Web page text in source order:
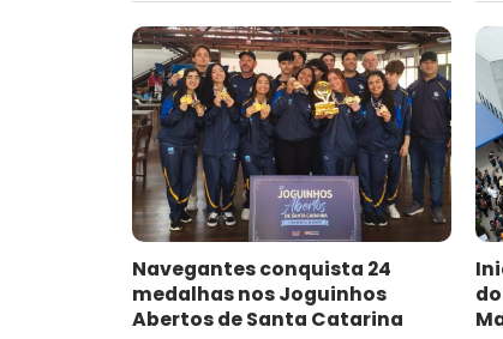
Navegantes conquista 24
medalhas nos Joguinhos
Abertos de Santa Catarina